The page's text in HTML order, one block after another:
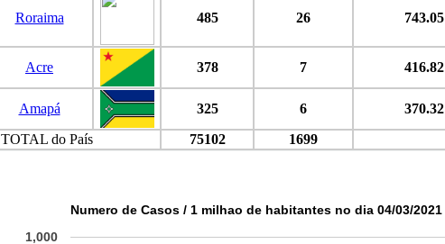
Roraima 485 26 743.05
Acre 378 7 416.82
Amapá 325 6 370.32
TOTAL do País
75102 1699
Numero de Casos / 1 milhao de habitantes no dia 04/03/2021
1,000